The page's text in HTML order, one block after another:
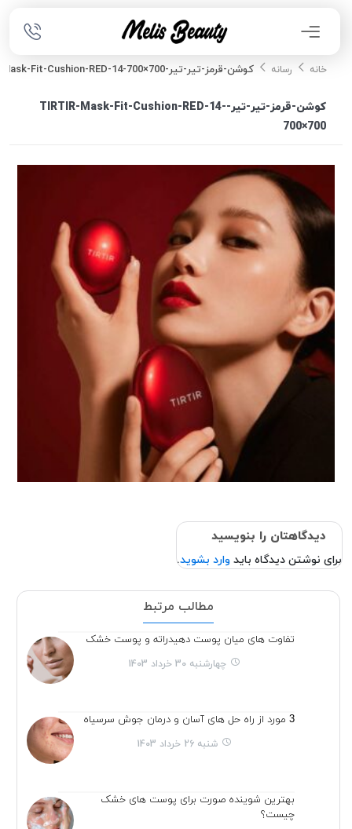
خانه رسانه کوشن-قرمز-تیر-تیر-TIRTIR-Mask-Fit-Cushion-RED-14-700×700
کوشن-قرمز-تیر-تیر-TIRTIR-Mask-Fit-Cushion-RED-14-
700×700
دیدگاهتان را بنویسید
برای نوشتن دیدگاه باید وارد بشوید.
مطالب مرتبط
تفاوت های میان پوست دهیدراته و پوست خشک
چهارشنبه 30 خرداد 1403
3 مورد از راه حل های آسان و درمان جوش سرسیاه
شنبه 26 خرداد 1403
بهترین شوینده صورت برای پوست های خشک
چیست؟